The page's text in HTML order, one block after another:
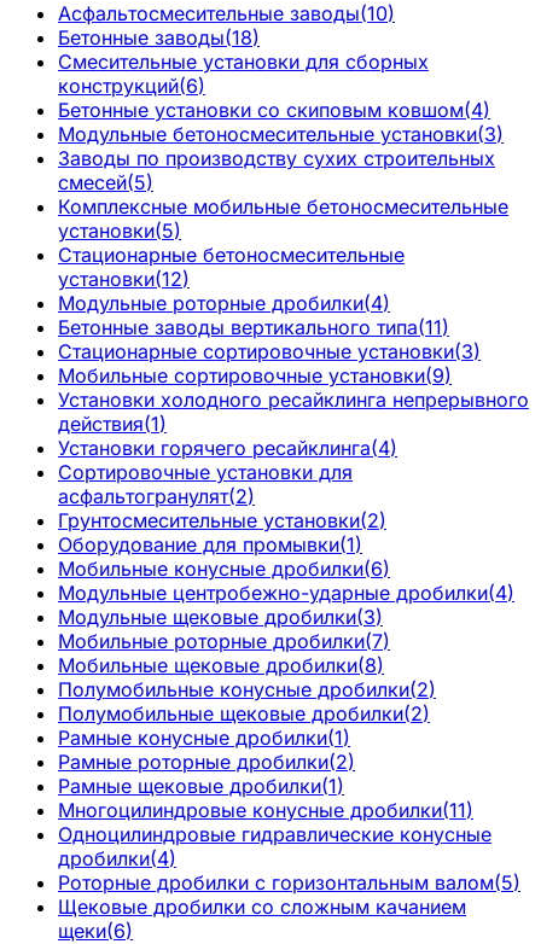
Асфальтосмесительные заводы(10)
Бетонные заводы(18)
Смесительные установки для сборных
конструкций(6)
Бетонные установки со скиповым ковшом(4)
Модульные бетоносмесительные установки(3)
Заводы по производству сухих строительных
смесей(5)
Комплексные мобильные бетоносмесительные
установки(5)
Стационарные бетоносмесительные
установки(12)
Модульные роторные дробилки(4)
Бетонные заводы вертикального типа(11)
Стационарные сортировочные установки(3)
Мобильные сортировочные установки(9)
Установки холодного ресайклинга непрерывного
действия(1)
Установки горячего ресайклинга(4)
Сортировочные установки для
асфальтогранулят(2)
Грунтосмесительные установки(2)
Оборудование для промывки(1)
Мобильные конусные дробилки(6)
Модульные центробежно-ударные дробилки(4)
Модульные щековые дробилки(3)
Мобильные роторные дробилки(7)
Мобильные щековые дробилки(8)
Полумобильные конусные дробилки(2)
Полумобильные щековые дробилки(2)
Рамные конусные дробилки(1)
Рамные роторные дробилки(2)
Рамные щековые дробилки(1)
Многоцилиндровые конусные дробилки(11)
Одноцилиндровые гидравлические конусные
дробилки(4)
Роторные дробилки с горизонтальным валом(5)
Щековые дробилки со сложным качанием
щеки(6)